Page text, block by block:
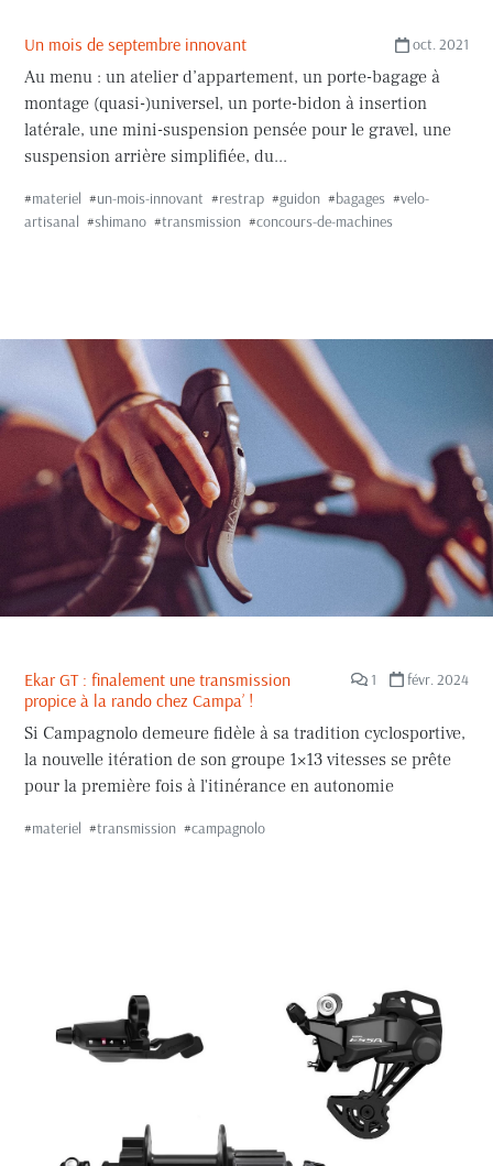
oct. 2021
Un mois de septembre innovant
Au menu : un atelier d’appartement, un porte-bagage à
montage (quasi-)universel, un porte-bidon à insertion
latérale, une mini-suspension pensée pour le gravel, une
suspension arrière simplifiée, du...
#materiel #un-mois-innovant #restrap #guidon #bagages #velo-
artisanal #shimano #transmission #concours-de-machines
1 févr. 2024
Ekar GT : finalement une transmission
propice à la rando chez Campa’ !
Si Campagnolo demeure fidèle à sa tradition cyclosportive,
la nouvelle itération de son groupe 1×13 vitesses se prête
pour la première fois à l'itinérance en autonomie
#materiel #transmission #campagnolo